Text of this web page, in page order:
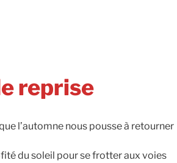
reprise
l’automne nous pousse à retourner
du soleil pour se frotter aux voies